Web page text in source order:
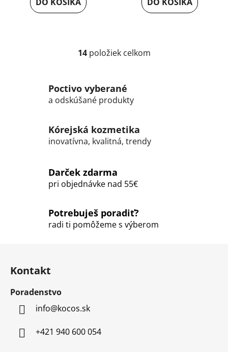
DO KOŠÍKA DO KOŠÍKA
O
á
d
c
i
e
r
v
v
ý
14položiek celkom
Poctivo vyberané
a odskúšané produkty
Kórejská kozmetika
inovatívna, kvalitná, trendy
Darček zdarma
pri objednávke nad 55€
Potrebuješ poradiť?
radi ti pomôžeme s výberom
Kontakt
Poradenstvo
info@kocos.sk
+421 940 600 054